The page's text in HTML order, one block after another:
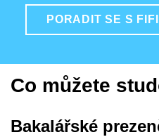
PORADIT SE S FIFI
Co můžete
Bakalářské